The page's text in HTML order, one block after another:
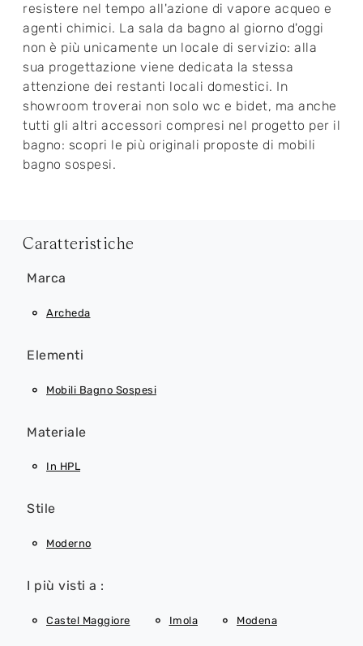
resistere nel tempo all'azione di vapore acqueo e
agenti chimici. La sala da bagno al giorno d'oggi
non è più unicamente un locale di servizio: alla
sua progettazione viene dedicata la stessa
attenzione dei restanti locali domestici. In
showroom troverai non solo wc e bidet, ma anche
tutti gli altri accessori compresi nel progetto per il
bagno: scopri le più originali proposte di mobili
bagno sospesi.
Caratteristiche
Marca
Archeda
Elementi
Mobili Bagno Sospesi
Materiale
In HPL
Stile
Moderno
I più visti a :
Castel Maggiore Imola Modena